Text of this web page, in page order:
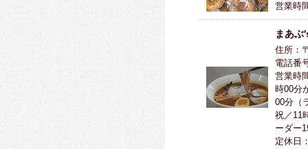
営業時
まあぶ
住所：
電話番
営業時
時00分
00分（
祝／11
ーダー
定休日